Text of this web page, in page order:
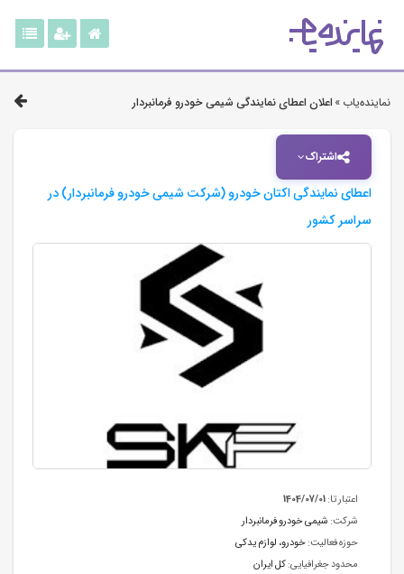
نماینده‌یاب » اعلان اعطای نمایندگی شیمی خودرو فرمانبردار
اشتراک
اعطای نمایندگی اکتان خودرو (شرکت شیمی خودرو فرمانبردار) در
سراسر کشور
اعتبار تا:1404/07/01
شرکت: شیمی خودرو فرمانبردار
حوزه فعالیت:خودرو، لوازم یدکی
محدود جغرافیایی:کل ایران